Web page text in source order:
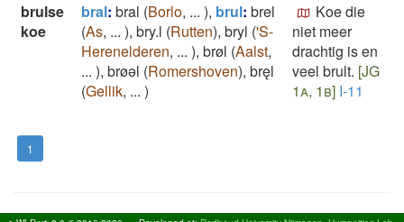
brulse
koe
bral: bral (Borlo, ... ), brul: brel
(As, ... ), bry.l (Rutten), bryl ('S-
Herenelderen, ... ), brøl (Aalst,
... ), brøǝl (Romershoven), bręl
(Gellik, ... )
Koe die
niet meer
drachtig is en
veel brult. [JG
1a, 1b] I-11
1